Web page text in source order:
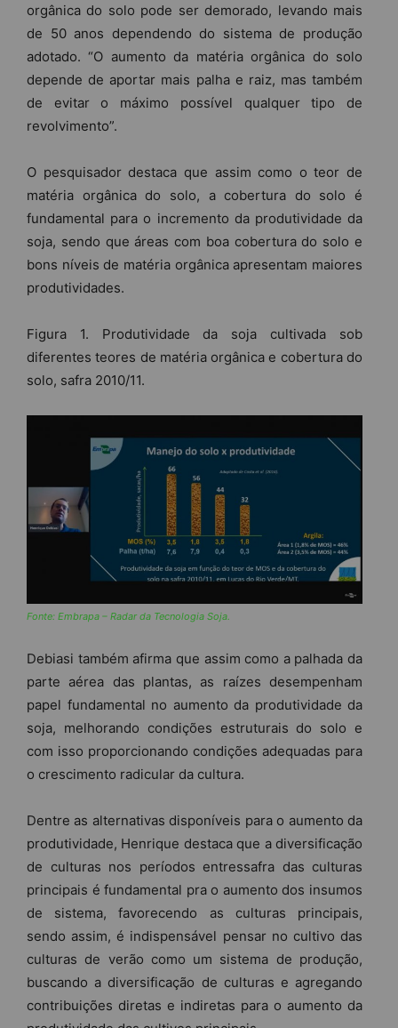
orgânica do solo pode ser demorado, levando mais
de 50 anos dependendo do sistema de produção
adotado. “O aumento da matéria orgânica do solo
depende de aportar mais palha e raiz, mas também
de evitar o máximo possível qualquer tipo de
revolvimento”.
O pesquisador destaca que assim como o teor de
matéria orgânica do solo, a cobertura do solo é
fundamental para o incremento da produtividade da
soja, sendo que áreas com boa cobertura do solo e
bons níveis de matéria orgânica apresentam maiores
produtividades.
Figura 1. Produtividade da soja cultivada sob
diferentes teores de matéria orgânica e cobertura do
solo, safra 2010/11.
Fonte: Embrapa – Radar da Tecnologia Soja.
Debiasi também afirma que assim como a palhada da
parte aérea das plantas, as raízes desempenham
papel fundamental no aumento da produtividade da
soja, melhorando condições estruturais do solo e
com isso proporcionando condições adequadas para
o crescimento radicular da cultura.
Dentre as alternativas disponíveis para o aumento da
produtividade, Henrique destaca que a diversificação
de culturas nos períodos entressafra das culturas
principais é fundamental pra o aumento dos insumos
de sistema, favorecendo as culturas principais,
sendo assim, é indispensável pensar no cultivo das
culturas de verão como um sistema de produção,
buscando a diversificação de culturas e agregando
contribuições diretas e indiretas para o aumento da